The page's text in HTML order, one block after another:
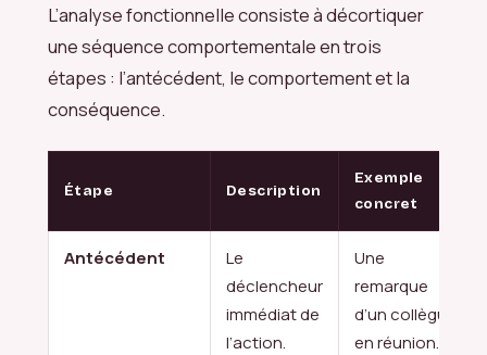
L’analyse fonctionnelle consiste à décortiquer
une séquence comportementale en trois
étapes : l’antécédent, le comportement et la
conséquence.
Étape Description
Exemple
concret
Antécédent
Le
déclencheur
immédiat de
l’action.
Une
remarque
d’un collègue
en réunion.